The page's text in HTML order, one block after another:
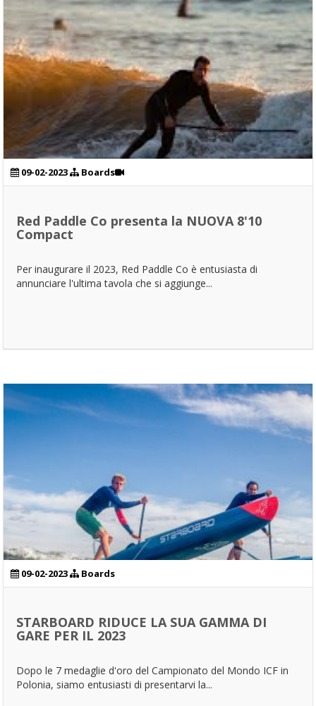
09-02-2023 Boards
Red Paddle Co presenta la NUOVA 8'10
Compact
Per inaugurare il 2023, Red Paddle Co è entusiasta di
annunciare l'ultima tavola che si aggiunge...
09-02-2023 Boards
STARBOARD RIDUCE LA SUA GAMMA DI
GARE PER IL 2023
Dopo le 7 medaglie d'oro del Campionato del Mondo ICF in
Polonia, siamo entusiasti di presentarvi la...